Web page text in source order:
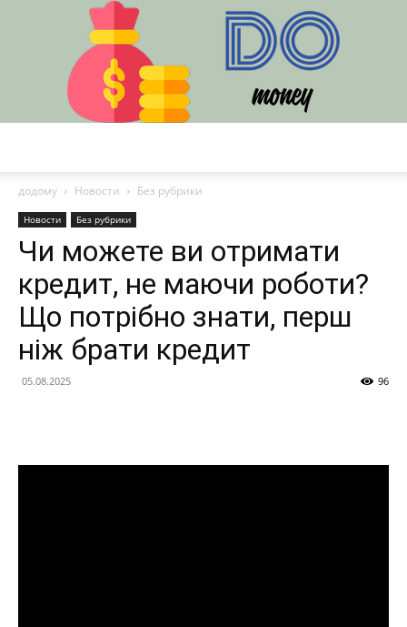
додому
Новости Без рубрики
Новости Без рубрики
Чи можете ви отримати
кредит, не маючи роботи?
Що потрібно знати, перш
ніж брати кредит
05.08.2025 96